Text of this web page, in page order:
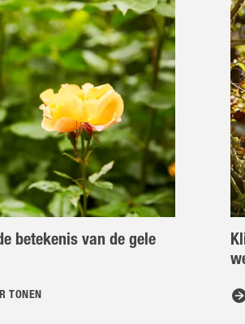
betekenis van de gele
TONEN